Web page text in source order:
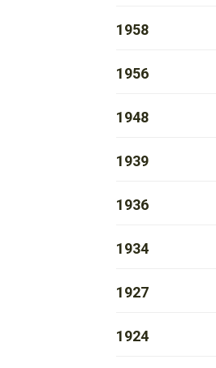
1958
1956
1948
1939
1936
1934
1927
1924